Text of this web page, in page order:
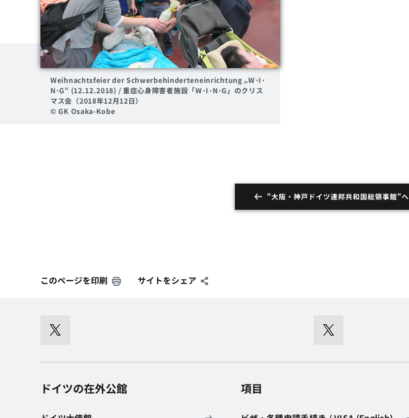
Weihnachtsfeier der Schwerbehinderteneinrichtung „W･I･
N･G“ (12.12.2018) / 重症心身障害者施設「W･I･N･G」のクリス
マス会（2018年12月12日）
© GK Osaka-Kobe
"大阪・神戸ドイツ連邦共和国総領事館"へ
このページを印刷 サイトをシェア
ドイツの在外公館 項目